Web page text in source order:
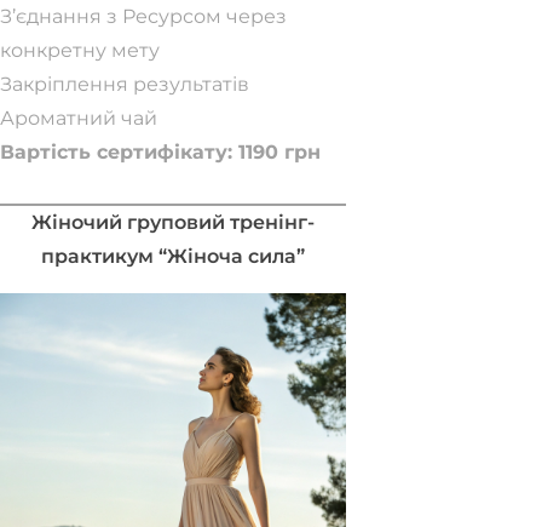
З’єднання з Ресурсом через
конкретну мету
Закріплення результатів
Ароматний чай
Вартість сертифікату: 1190 грн
Жіночий груповий тренінг-
практикум “Жіноча сила”